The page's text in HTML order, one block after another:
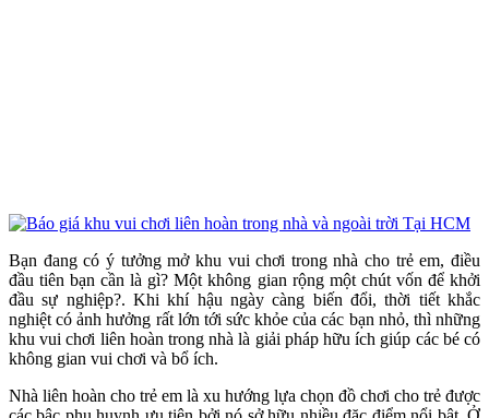
Bạn đang có ý tưởng mở khu vui chơi trong nhà cho trẻ em, điều
đầu tiên bạn cần là gì? Một không gian rộng một chút vốn để khởi
đầu sự nghiệp?. Khi khí hậu ngày càng biến đổi, thời tiết khắc
nghiệt có ảnh hưởng rất lớn tới sức khỏe của các bạn nhỏ, thì những
khu vui chơi liên hoàn trong nhà là giải pháp hữu ích giúp các bé có
không gian vui chơi và bổ ích.
Nhà liên hoàn cho trẻ em là xu hướng lựa chọn đồ chơi cho trẻ được